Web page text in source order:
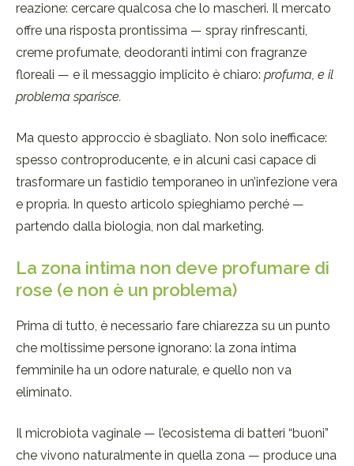
reazione: cercare qualcosa che lo mascheri. Il mercato
offre una risposta prontissima — spray rinfrescanti,
creme profumate, deodoranti intimi con fragranze
floreali — e il messaggio implicito è chiaro: profuma, e il
problema sparisce.
Ma questo approccio è sbagliato. Non solo inefficace:
spesso controproducente, e in alcuni casi capace di
trasformare un fastidio temporaneo in un’infezione vera
e propria. In questo articolo spieghiamo perché —
partendo dalla biologia, non dal marketing.
La zona intima non deve profumare di
rose (e non è un problema)
Prima di tutto, è necessario fare chiarezza su un punto
che moltissime persone ignorano: la zona intima
femminile ha un odore naturale, e quello non va
eliminato.
Il microbiota vaginale — l’ecosistema di batteri “buoni”
che vivono naturalmente in quella zona — produce una